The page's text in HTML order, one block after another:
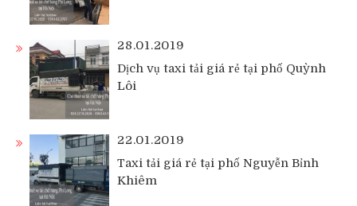
28.01.2019
Dịch vụ taxi tải giá rẻ tại phố Quỳnh
Lôi
22.01.2019
Taxi tải giá rẻ tại phố Nguyễn Bỉnh
Khiêm